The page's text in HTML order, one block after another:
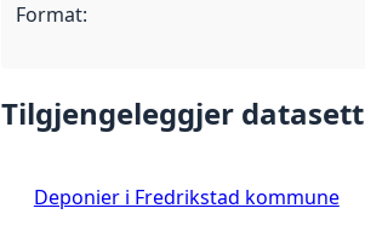
Format:
Tilgjengeleggjer datasett
Deponier i Fredrikstad kommune